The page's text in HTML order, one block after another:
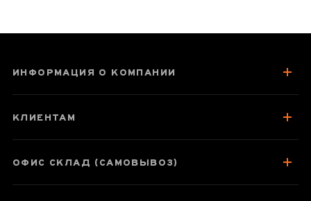
ИНФОРМАЦИЯ О КОМПАНИИ
КЛИЕНТАМ
ОФИС СКЛАД (САМОВЫВОЗ)